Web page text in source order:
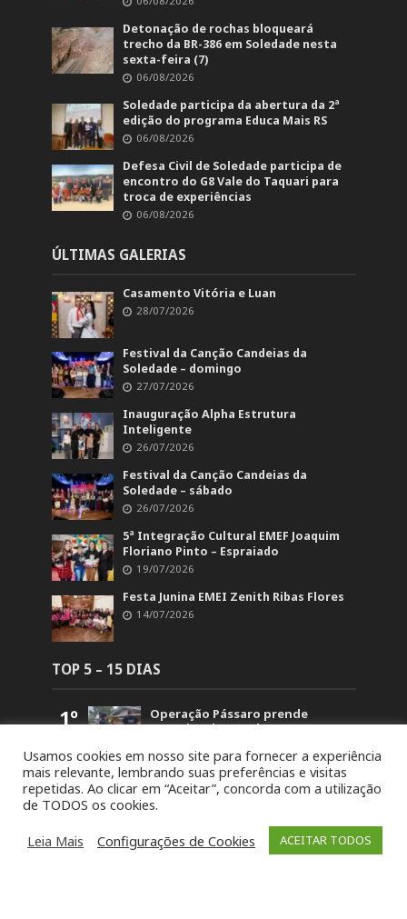
Detonação de rochas bloqueará
trecho da BR-386 em Soledade nesta
sexta-feira (7)
06/08/2026
Soledade participa da abertura da 2ª
edição do programa Educa Mais RS
06/08/2026
Defesa Civil de Soledade participa de
encontro do G8 Vale do Taquari para
troca de experiências
06/08/2026
ÚLTIMAS GALERIAS
Casamento Vitória e Luan
28/07/2026
Festival da Canção Candeias da
Soledade – domingo
27/07/2026
Inauguração Alpha Estrutura
Inteligente
26/07/2026
Festival da Canção Candeias da
Soledade – sábado
26/07/2026
5ª Integração Cultural EMEF Joaquim
Floriano Pinto – Espraiado
19/07/2026
Festa Junina EMEI Zenith Ribas Flores
14/07/2026
TOP 5 – 15 DIAS
1º
Operação Pássaro prende
suspeito de mandar matar
5.854
2º
Retorno no acesso a Arvorezinha
permanece bloqueado na BR-386
até domingo (26)
3º
19ª Ronda Crioula do Piquete
Cambará é lançada na
Usamos cookies em nosso site para fornecer a experiência
mais relevante, lembrando suas preferências e visitas
repetidas. Ao clicar em “Aceitar”, concorda com a utilização
de TODOS os cookies.
Leia Mais
Configurações de Cookies ACEITAR TODOS